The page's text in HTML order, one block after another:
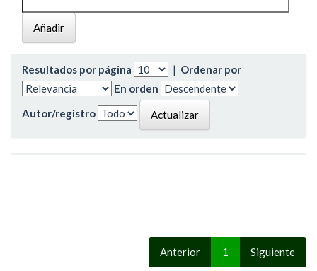
Resultados por página | Ordenar por
En orden
Autor/registro
Anterior 1 Siguiente